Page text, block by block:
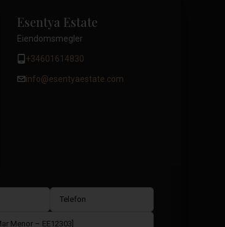
Esentya Estate
Eiendomsmegler
+34601614830
info@esentyaestate.com